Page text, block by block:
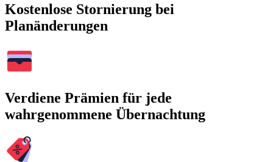
Kostenlose Stornierung bei
Planänderungen
Verdiene Prämien für jede
wahrgenommene Übernachtung